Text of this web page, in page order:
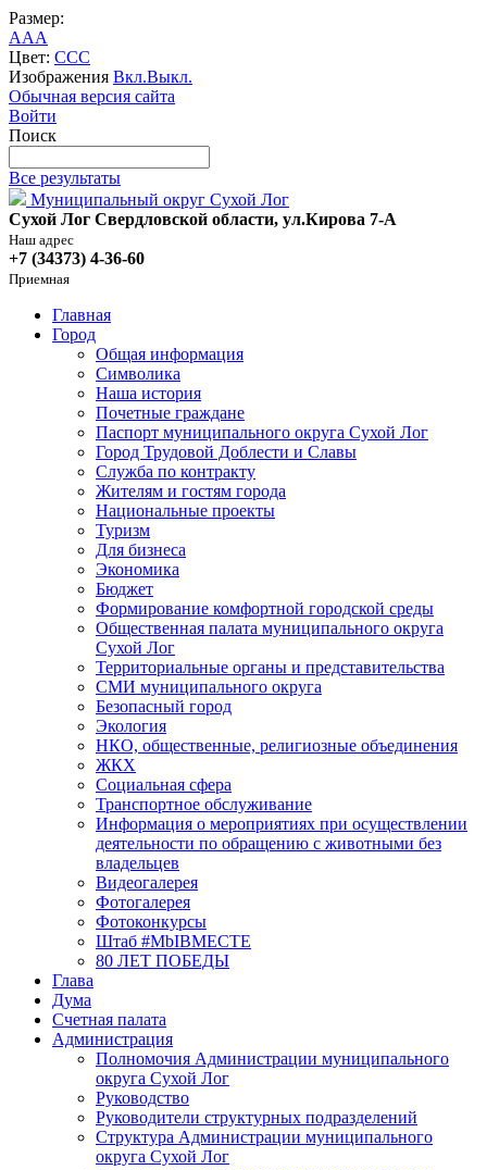
Размер:
AAA
Цвет: CCC
Изображения Вкл.Выкл.
Обычная версия сайта
Войти
Поиск
Все результаты
Муниципальный округ Сухой Лог
Сухой Лог Свердловской области, ул.Кирова 7-А
Наш адрес
+7 (34373) 4-36-60
Приемная
Главная
Город
Общая информация
Символика
Наша история
Почетные граждане
Паспорт муниципального округа Сухой Лог
Город Трудовой Доблести и Славы
Служба по контракту
Жителям и гостям города
Национальные проекты
Туризм
Для бизнеса
Экономика
Бюджет
Формирование комфортной городской среды
Общественная палата муниципального округа
Сухой Лог
Территориальные органы и представительства
СМИ муниципального округа
Безопасный город
Экология
НКО, общественные, религиозные объединения
ЖКХ
Социальная сфера
Транспортное обслуживание
Информация о мероприятиях при осуществлении
деятельности по обращению с животными без
владельцев
Видеогалерея
Фотогалерея
Фотоконкурсы
Штаб #MbIBMECTE
80 ЛЕТ ПОБЕДЫ
Глава
Дума
Счетная палата
Администрация
Полномочия Администрации муниципального
округа Сухой Лог
Руководство
Руководители структурных подразделений
Структура Администрации муниципального
округа Сухой Лог